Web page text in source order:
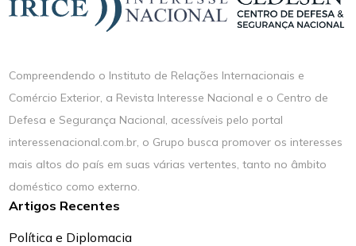
Compreendendo o Instituto de Relações Internacionais e
Comércio Exterior, a Revista Interesse Nacional e o Centro de
Defesa e Segurança Nacional, acessíveis pelo portal
interessenacional.com.br, o Grupo busca promover os interesses
mais altos do país em suas várias vertentes, tanto no âmbito
doméstico como externo.
Artigos Recentes
Política e Diplomacia